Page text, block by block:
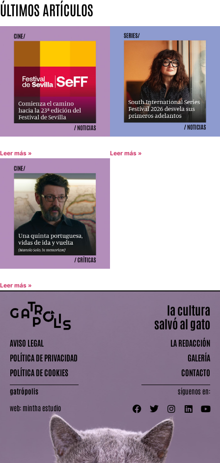
ÚLTIMOS ARTÍCULOS
Leer más » Leer más »
Leer más »
AVISO LEGAL
POLÍTICA DE PRIVACIDAD
POLÍTICA DE COOKIES
gatrópolis
web: mintha estudio
la cultura
salvó al gato
LA REDACCIÓN
GALERÍA
CONTACTO
síguenos en: